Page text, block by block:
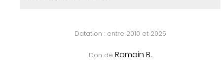
Datation : entre 2010 et 2025
Don de Romain B.